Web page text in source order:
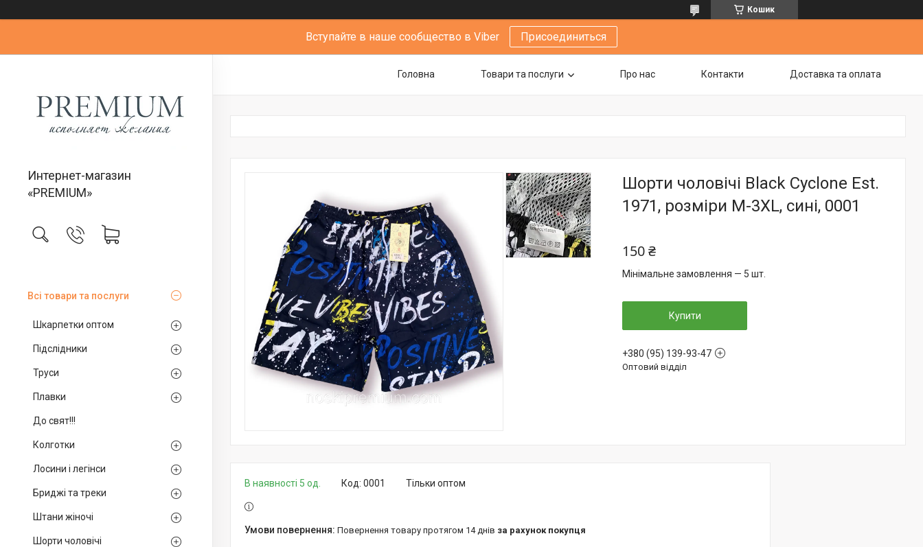
Кошик
Вступайте в наше сообщество в Viber Присоединиться
Интернет-магазин
«PREMIUM»
Всі товари та послуги
Шкарпетки оптом
Підслідники
Труси
Плавки
До свят!!!
Колготки
Лосини і легінси
Бриджі та треки
Штани жіночі
Шорти чоловічі
Головна Товари та послуги Про нас Контакти Доставка та оплата
Шорти чоловічі Black Cyclone Est.
1971, розміри M-3XL, сині, 0001
150 ₴
Мінімальне замовлення — 5 шт.
Купити
+380 (95) 139-93-47
Оптовий відділ
В наявності 5 од. Тільки оптом
Код: 0001
повернення товару протягом 14 днів за рахунок покупця